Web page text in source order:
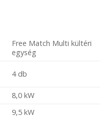
Free Match Multi kültéri
egység
4 db
8,0 kW
9,5 kW